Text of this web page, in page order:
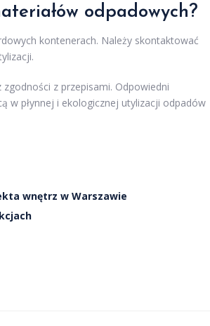
odpadowych?
kontenerach. Należy skontaktować
z przepisami. Odpowiedni
płynnej i ekologicznej utylizacji odpadów
wnętrz w Warszawie